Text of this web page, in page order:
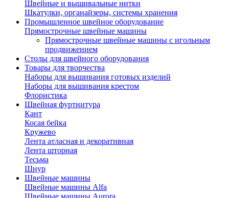
Швейные и вышивальные нитки
Шкатулки, органайзеры, системы хранения
Промышленное швейное оборудование
Прямострочные швейные машины
Прямострочные швейные машины с игольным
продвижением
Столы для швейного оборудования
Товары для творчества
Наборы для вышивания готовых изделий
Наборы для вышивания крестом
Флористика
Швейная фуртнитура
Кант
Косая бейка
Кружево
Лента aтласная и декоративная
Лента шторная
Тесьма
Шнур
Швейные машины
Швейные машины Alfa
Швейные машины Aurora